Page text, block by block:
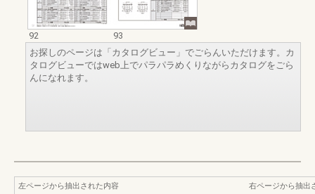
92
93
お探しのページは「カタログビュー」でごらんいただけます。カ
タログビューではweb上でパラパラめくりながらカタログをごら
んになれます。
左ページから抽出された内容
右ページから抽出